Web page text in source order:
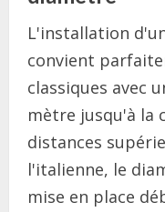
L'installation
convient
classiques avec
mètre jusqu'à la
distances
l'italienne, le
mise en place